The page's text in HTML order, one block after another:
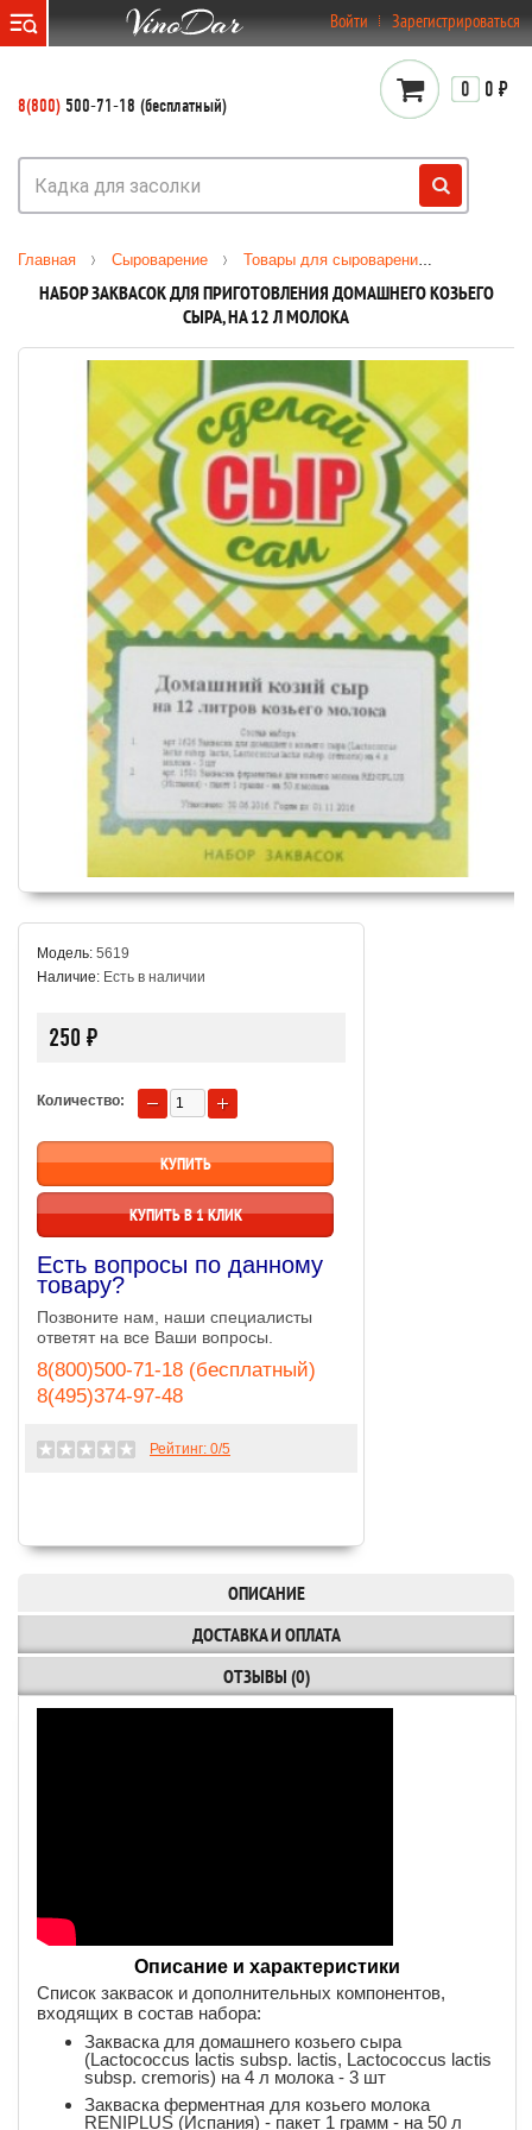
Войти Зарегистрироваться
8(800) 500-71-18 (бесплатный)
0 0 ₽
Главная Сыроварение Товары для сыроварения
НАБОР ЗАКВАСОК ДЛЯ ПРИГОТОВЛЕНИЯ ДОМАШНЕГО КОЗЬЕГО
СЫРА, НА 12 Л МОЛОКА
Модель: 5619
Наличие: Есть в наличии
250 ₽
Количество:
КУПИТЬ В 1 КЛИК
Есть вопросы по данному
товару?
Позвоните нам, наши специалисты
ответят на все Ваши вопросы.
8(800)500-71-18 (бесплатный)
8(495)374-97-48
Рейтинг: 0/5
ОПИСАНИЕ
ДОСТАВКА И ОПЛАТА
ОТЗЫВЫ (0)
Описание и характеристики
Список заквасок и дополнительных компонентов,
входящих в состав набора:
Закваска для домашнего козьего сыра
(Lactococcus lactis subsp. lactis, Lactococcus lactis
subsp. cremoris) на 4 л молока - 3 шт
Закваска ферментная для козьего молока
RENIPLUS (Испания) - пакет 1 грамм - на 50 л